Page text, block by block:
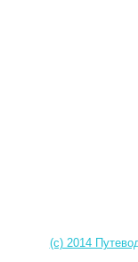
(c) 2014